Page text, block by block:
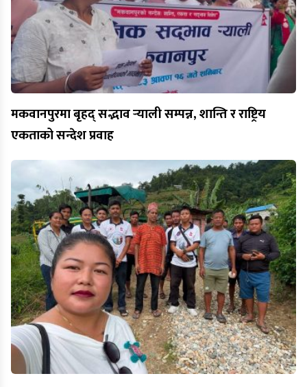
मकवानपुरमा बृहद् सद्भाव र्‍याली सम्पन्न, शान्ति र राष्ट्रिय
एकताको सन्देश प्रवाह